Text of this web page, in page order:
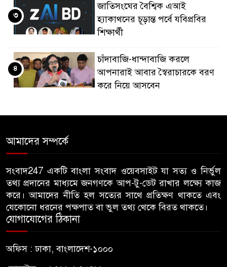
জাতিসংঘের বৈশ্বিক এআই
হ্যাকাথনের চূড়ান্ত পর্বে যবিপ্রবির
শিক্ষার্থী
৩
চাঁদাবাজি-ধান্দাবাজি করলে
আপনারাই আবার স্বৈরাচারকে বরণ
করে নিয়ে আসবেন
৪
বিএনপি নেতা জাহাঙ্গীর হত্যায় মুখ
জামায়াতের কর্মসূচিতে বিএনপির
হামলা, ভিডিও করায় সাংবাদিককে
মারধর
৬
সাবেক শিবির সভাপতির কড়া বার্তা
৭
আমাদের সম্পর্কে
সংবাদ247 একটি বাংলা সংবাদ ওয়েবসাইট যা সত্য ও নির্ভুল
তথ্য প্রদানের মাধ্যমে জনগণকে আপ-টু-ডেট রাখার লক্ষ্যে কাজ
করে। আমাদের নীতি হল সত্যের সাথে প্রতিক্ষণ থাকতে এবং
যেকোনো ধরনের পক্ষপাত বা ভুল তথ্য থেকে বিরত থাকতে।
যোগাযোগের ঠিকানা
অফিস : ঢাকা, বাংলাদেশ-১০০০